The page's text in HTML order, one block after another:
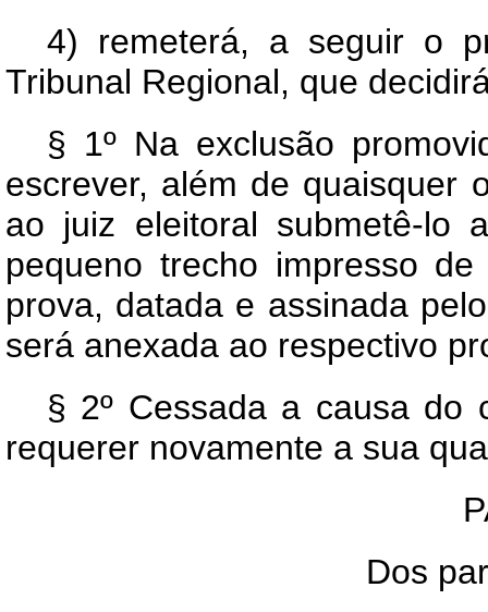
4) remeterá, a seguir o
Tribunal Regional, que
§ 1º Na exclusão
escrever, além de quaisquer
ao juiz eleitoral submetê-lo
pequeno trecho impresso
prova, datada e assinada
será anexada ao respectivo
§ 2º Cessada a causa do
requerer novamente a sua
Dos